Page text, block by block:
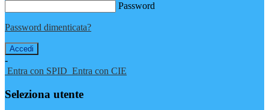
Password
Password dimenticata?
-
Entra con SPID Entra con CIE
Seleziona utente